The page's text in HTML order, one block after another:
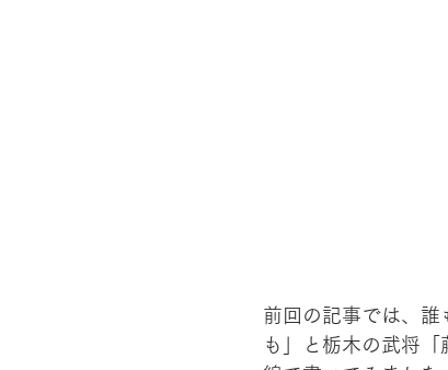
前回の記事では、誰
も」と栃木の武将